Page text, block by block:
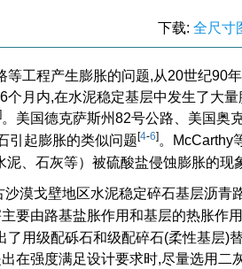
下载: 全尺寸
工程产生膨胀的问题,从20世纪90
月内,在水泥稳定基层中发生了大
]。美国德克萨斯州82号公路、美国奥
引起膨胀的类似问题[4-6]。McCarthy
、石灰等）被硫酸盐侵蚀膨胀的现
沙漠戈壁地区水泥稳定碎石基层沥青
要由路基盐胀作用和基层的热胀作
用级配砾石和级配碎石(柔性基层)
在强度满足设计要求时,尽量选用二